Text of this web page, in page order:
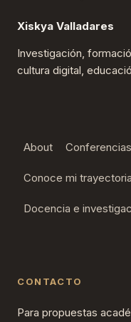
Xiskya Valladares
Investigación,
cultura digital,
About
Conoce mi trayectoria
Docencia e
CONTACTO
Para propuestas